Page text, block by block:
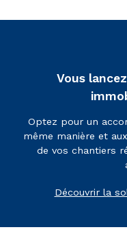
Vous
Optez pour un
même manière et
de vos chantiers
Découvrir la